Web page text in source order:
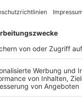
MAIL